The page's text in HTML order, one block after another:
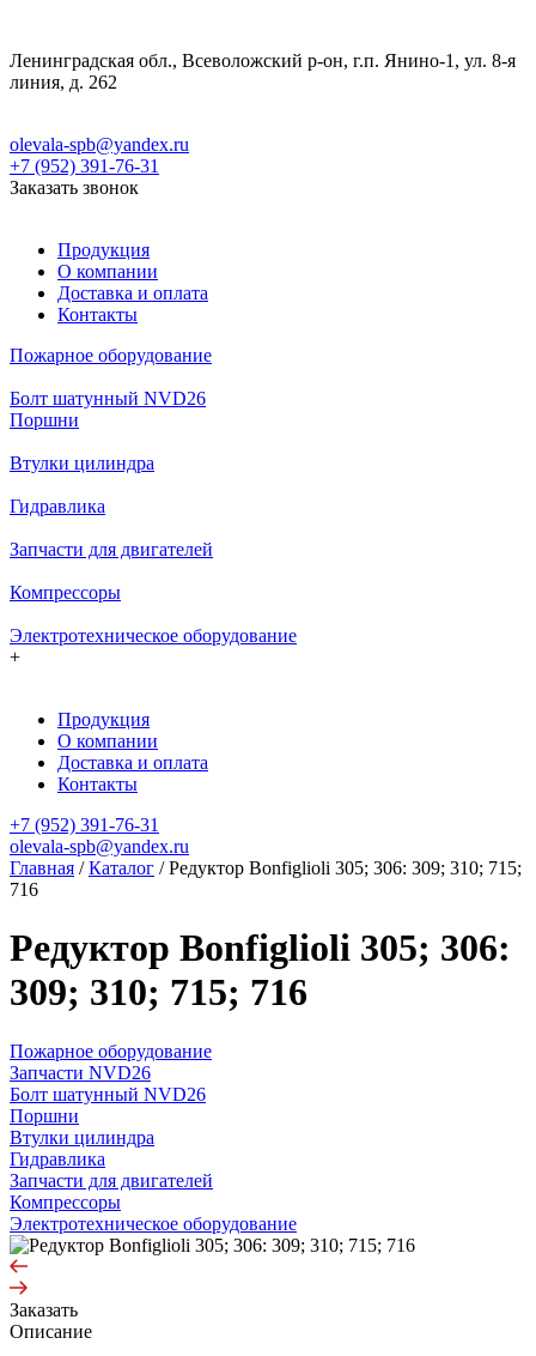
Ленинградская обл., Всеволожский р-он, г.п. Янино-1, ул. 8-я
линия, д. 262
olevala-spb@yandex.ru
+7 (952) 391-76-31
Заказать звонок
Продукция
О компании
Доставка и оплата
Контакты
Пожарное оборудование
Болт шатунный NVD26
Поршни
Втулки цилиндра
Гидравлика
Запчасти для двигателей
Компрессоры
Электротехническое оборудование
+
Продукция
О компании
Доставка и оплата
Контакты
+7 (952) 391-76-31
olevala-spb@yandex.ru
Главная /Каталог /Редуктор Bonfiglioli 305; 306: 309; 310; 715;
716
Редуктор Bonfiglioli 305; 306:
309; 310; 715; 716
Пожарное оборудование
Запчасти NVD26
Болт шатунный NVD26
Поршни
Втулки цилиндра
Гидравлика
Запчасти для двигателей
Компрессоры
Электротехническое оборудование
Заказать
Описание